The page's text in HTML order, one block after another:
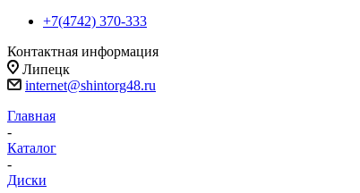
+7(4742) 370-333
Контактная информация
Липецк
internet@shintorg48.ru
Главная
-
Каталог
-
Диски